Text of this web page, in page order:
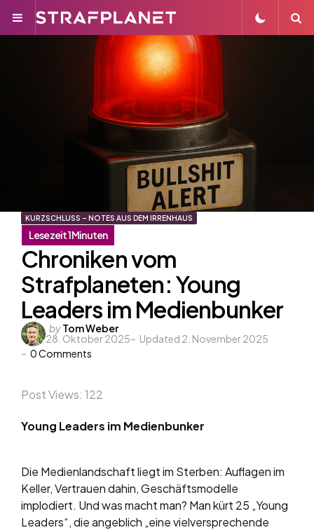
Menu
KURZSCHLUSS – NOTES AUS DEM IRRENHAUS
Chroniken vom
Strafplaneten: Young
Leaders im Medienbunker
Posted
by
byTom Weber
28. Oktober 2025
Updated 2. November 2025
0Comments
Post Views: 122
Young Leaders im Medienbunker
Die Medienlandschaft liegt im Sterben: Auflagen im
Keller, Vertrauen dahin, Geschäftsmodelle
implodiert. Und was macht man? Man kürt 25 „Young
Leaders“, die angeblich „eine vielversprechende